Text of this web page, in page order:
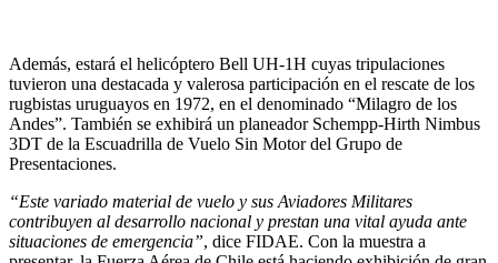
Además, estará el helicóptero Bell UH-1H cuyas tripulaciones
tuvieron una destacada y valerosa participación en el rescate de los
rugbistas uruguayos en 1972, en el denominado “Milagro de los
Andes”. También se exhibirá un planeador Schempp-Hirth Nimbus
3DT de la Escuadrilla de Vuelo Sin Motor del Grupo de
Presentaciones.
“Este variado material de vuelo y sus Aviadores Militares
contribuyen al desarrollo nacional y prestan una vital ayuda ante
situaciones de emergencia”, dice FIDAE. Con la muestra a